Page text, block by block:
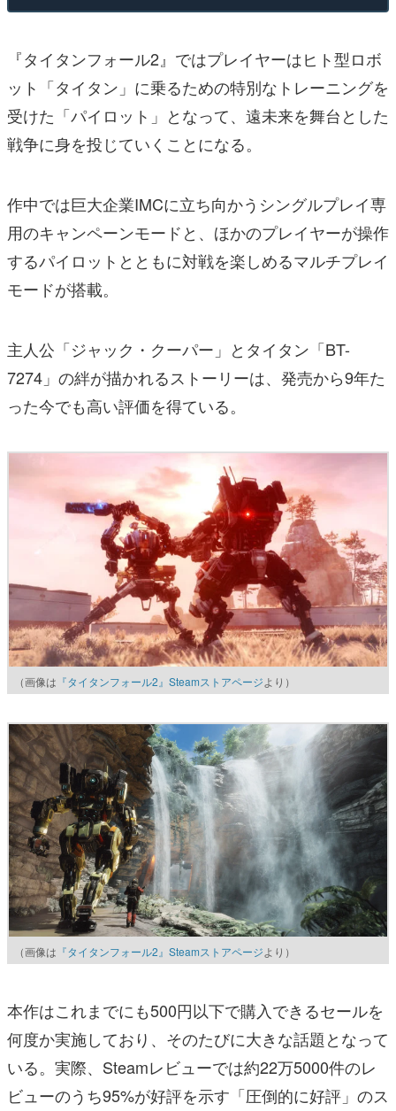
『タイタンフォール2』ではプレイヤーはヒト型ロボ
ット「タイタン」に乗るための特別なトレーニングを
受けた「パイロット」となって、遠未来を舞台とした
戦争に身を投じていくことになる。
作中では巨大企業IMCに立ち向かうシングルプレイ専
用のキャンペーンモードと、ほかのプレイヤーが操作
するパイロットとともに対戦を楽しめるマルチプレイ
モードが搭載。
主人公「ジャック・クーパー」とタイタン「BT-
7274」の絆が描かれるストーリーは、発売から9年た
った今でも高い評価を得ている。
（画像は 『タイタンフォール2』Steamストアページより）
（画像は 『タイタンフォール2』Steamストアページより）
本作はこれまでにも500円以下で購入できるセールを
何度か実施しており、そのたびに大きな話題となって
いる。実際、Steamレビューでは約22万5000件のレ
ビューのうち95%が好評を示す「圧倒的に好評」のス